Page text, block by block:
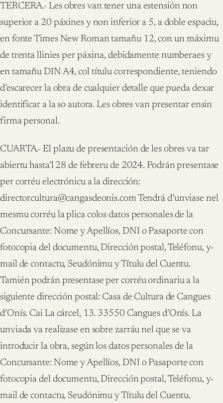
TERCERA.- Les obres van tener una estensión non
superior a 20 páxines y non inferior a 5, a doble espaciu,
en fonte Times New Roman tamañu 12, con un máximu
de trenta llinies per páxina, debidamente numberaes y
en tamañu DIN A4, col títulu correspondiente, teniendo
d’escarecer la obra de cualquier detalle que pueda dexar
identificar a la so autora. Les obres van presentar ensin
firma personal.
CUARTA.- El plazu de presentación de les obres va tar
abiertu hasta’l 28 de febreru de 2024. Podrán presentase
per corréu electrónicu a la dirección:
directorcultura@cangasdeonis.com Tendrá d’unviase nel
mesmu corréu la plica colos datos personales de la
Concursante: Nome y Apellíos, DNI o Pasaporte con
fotocopia del documentu, Dirección postal, Teléfonu, y-
mail de contactu, Seudónimu y Títulu del Cuentu.
Tamién podrán presentase per corréu ordinariu a la
siguiente dirección postal: Casa de Cultura de Cangues
d’Onís. Cai La cárcel, 13. 33550 Cangues d’Onís. La
unviada va realizase en sobre zarráu nel que se va
introducir la obra, según los datos personales de la
Concursante: Nome y Apellíos, DNI o Pasaporte con
fotocopia del documentu, Dirección postal, Teléfonu, y-
mail de contactu, Seudónimu y Títulu del Cuentu.